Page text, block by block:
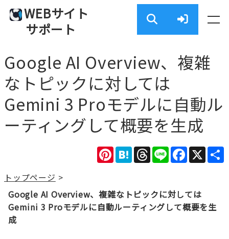
WEBサイト
サポート
Google AI Overview、複雑
なトピックに対しては
Gemini 3 Proモデルに自動ル
ーティングして概要を生成
X
Facebook
Line
Threads
Hatena
Pinterest
トップページ >
Google AI Overview、複雑なトピックに対しては
Gemini 3 Proモデルに自動ルーティングして概要を生
成